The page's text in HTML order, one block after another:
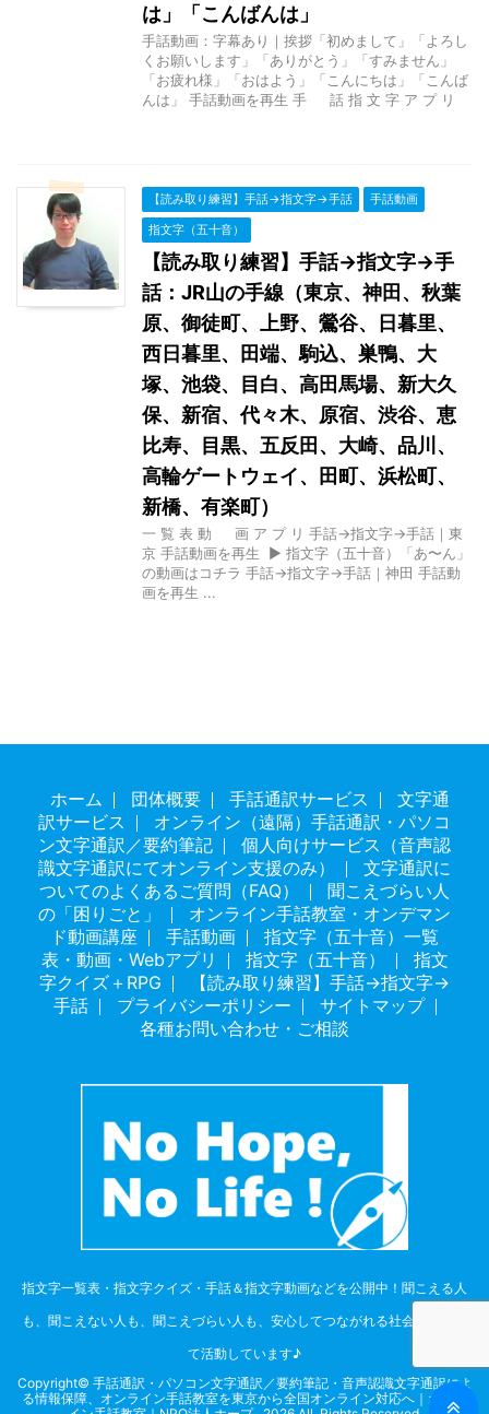
は」「こんばんは」
手話動画：字幕あり｜挨拶「初めまして」「よろし
くお願いします」「ありがとう」「すみません」
「お疲れ様」「おはよう」「こんにちは」「こんば
んは」 手話動画を再生 手 話 指 文 字 ア プ リ
【読み取り練習】手話→指文字→手話
手話動画
指文字（五十音）
【読み取り練習】手話→指文字→手
話：JR山の手線（東京、神田、秋葉
原、御徒町、上野、鶯谷、日暮里、
西日暮里、田端、駒込、巣鴨、大
塚、池袋、目白、高田馬場、新大久
保、新宿、代々木、原宿、渋谷、恵
比寿、目黒、五反田、大崎、品川、
高輪ゲートウェイ、田町、浜松町、
新橋、有楽町）
一 覧 表 動 画 ア プ リ 手話→指文字→手話｜東
京 手話動画を再生 ▶ 指文字（五十音）「あ〜ん」
の動画はコチラ 手話→指文字→手話｜神田 手話動
画を再生 ...
ホーム 団体概要 手話通訳サービス
文字通
訳サービス
オンライン（遠隔）手話通訳・パソコ
ン文字通訳／要約筆記
個人向けサービス（音声認
識文字通訳にてオンライン支援のみ）
文字通訳に
ついてのよくあるご質問（FAQ）
聞こえづらい人
の「困りごと」
オンライン手話教室・オンデマン
ド動画講座
手話動画
指文字（五十音）一覧
表・動画・Webアプリ
指文字（五十音）
指文
字クイズ＋RPG
【読み取り練習】手話→指文字→
手話
プライバシーポリシー
サイトマップ
各種お問い合わせ・ご相談
指文字一覧表・指文字クイズ・手話＆指文字動画などを公開中！聞こえる人
も、聞こえない人も、聞こえづらい人も、安心してつながれる社会を目指し
て活動しています♪
Copyright© 手話通訳・パソコン文字通訳／要約筆記・音声認識文字通訳によ
る情報保障、オンライン手話教室を東京から全国オンライン対応へ｜オンラ